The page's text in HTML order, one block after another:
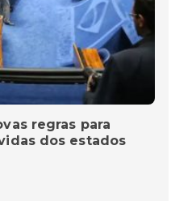
regras para
dos estados